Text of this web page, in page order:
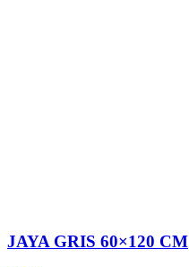
JAYA GRIS 60×120 CM